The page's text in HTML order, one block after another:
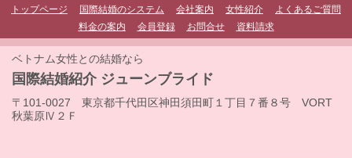
トップページ 国際結婚のシステム 会社案内 女性紹介
よくあるご質問
料金の案内
会員登録 お問合せ 資料請求
ベトナム女性との結婚なら
国際結婚紹介 ジューンブライド
〒101-0027 東京都千代田区神田須田町１丁目７番８号 VORT
秋葉原Ⅳ２Ｆ